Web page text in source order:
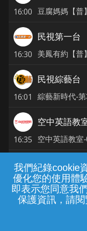
我們紀錄cookie
優化您的使用體
即表示您同意我
保護資訊，請
16:00 豆腐媽媽【普
16:30
民視第一台
美鳳有約【普
16:01
民視綜藝台
綜藝新時代-第
16:35
空中英語教
空中英語教室-
16:20
罪案偵緝頻
我的鬼故事亞
罪案偵緝頻